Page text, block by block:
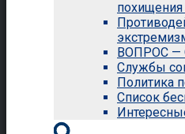
похищения
ВОПРОС —
Службы
Политика
Список